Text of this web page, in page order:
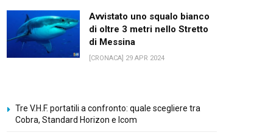
Avvistato uno squalo bianco
di oltre 3 metri nello Stretto
di Messina
[CRONACA] 29 APR 2024
Tre V.H.F. portatili a confronto: quale scegliere tra
Cobra, Standard Horizon e Icom